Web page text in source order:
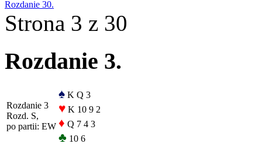
Rozdanie 30.
Strona 3 z 30
Rozdanie 3.
Rozdanie 3
Rozd. S,
po partii: EW
♠ K Q 3
♥ K 10 9 2
♦ Q 7 4 3
♣ 10 6